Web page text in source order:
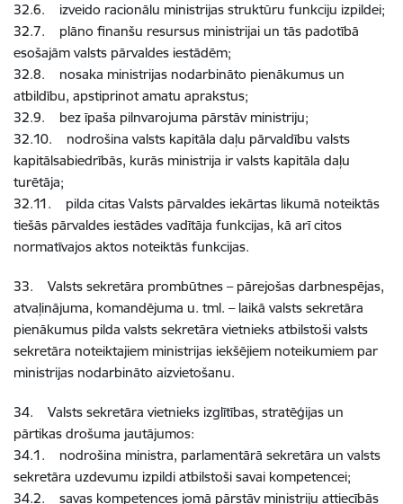
32.6. izveido racionālu ministrijas struktūru funkciju izpildei;
32.7. plāno finanšu resursus ministrijai un tās padotībā
esošajām valsts pārvaldes iestādēm;
32.8. nosaka ministrijas nodarbināto pienākumus un
atbildību, apstiprinot amatu aprakstus;
32.9. bez īpaša pilnvarojuma pārstāv ministriju;
32.10. nodrošina valsts kapitāla daļu pārvaldību valsts
kapitālsabiedrībās, kurās ministrija ir valsts kapitāla daļu
turētāja;
32.11. pilda citas Valsts pārvaldes iekārtas likumā noteiktās
tiešās pārvaldes iestādes vadītāja funkcijas, kā arī citos
normatīvajos aktos noteiktās funkcijas.
33. Valsts sekretāra prombūtnes – pārejošas darbnespējas,
atvaļinājuma, komandējuma u. tml. – laikā valsts sekretāra
pienākumus pilda valsts sekretāra vietnieks atbilstoši valsts
sekretāra noteiktajiem ministrijas iekšējiem noteikumiem par
ministrijas nodarbināto aizvietošanu.
34. Valsts sekretāra vietnieks izglītības, stratēģijas un
pārtikas drošuma jautājumos:
34.1. nodrošina ministra, parlamentārā sekretāra un valsts
sekretāra uzdevumu izpildi atbilstoši savai kompetencei;
34.2. savas kompetences jomā pārstāv ministriju attiecībās